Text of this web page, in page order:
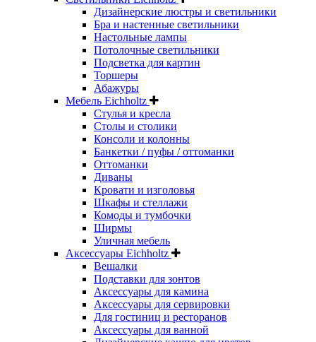
Дизайнерские люстры и светильники
Бра и настенные светильники
Настольные лампы
Потолочные светильники
Подсветка для картин
Торшеры
Абажуры
Мебель Eichholtz
Стулья и кресла
Столы и столики
Консоли и колонны
Банкетки / пуфы / оттоманки
Оттоманки
Диваны
Кровати и изголовья
Шкафы и стеллажи
Комоды и тумбочки
Ширмы
Уличная мебель
Аксессуары Eichholtz
Вешалки
Подставки для зонтов
Аксессуары для камина
Аксессуары для сервировки
Для гостиниц и ресторанов
Аксессуары для ванной